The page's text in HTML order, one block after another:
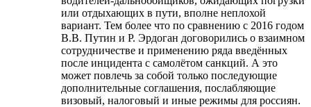
или отдыхающих в пути, вполне неплохой
вариант. Тем более что по сравнению с 2016 годом
В.В. Путин и Р. Эрдоган договорились о взаимном
сотрудничестве и применению ряда введённых
после инцидента с самолётом санкций. А это
может повлечь за собой только последующие
дополнительные соглашения, послабляющие
визовый, налоговый и иные режимы для россиян.